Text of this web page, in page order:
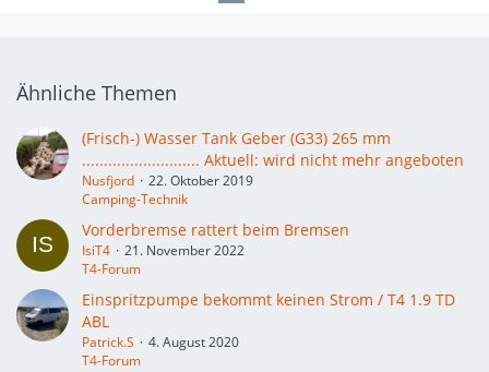
Ähnliche Themen
(Frisch-) Wasser Tank Geber (G33) 265 mm
........................... Aktuell: wird nicht mehr angeboten
Nusfjord
22. Oktober 2019
Camping-Technik
Vorderbremse rattert beim Bremsen
IsiT4
21. November 2022
T4-Forum
Einspritzpumpe bekommt keinen Strom / T4 1.9 TD
ABL
Patrick.S
4. August 2020
T4-Forum